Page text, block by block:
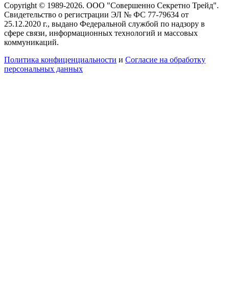
Copyright © 1989-2026. ООО "Совершенно Секретно Трейд".
Свидетельство о регистрации ЭЛ № ФС 77-79634 от
25.12.2020 г., выдано Федеральной службой по надзору в
сфере связи, информационных технологий и массовых
коммуникаций.
Политика конфиценциальности и Согласие на обработку
персональных данных